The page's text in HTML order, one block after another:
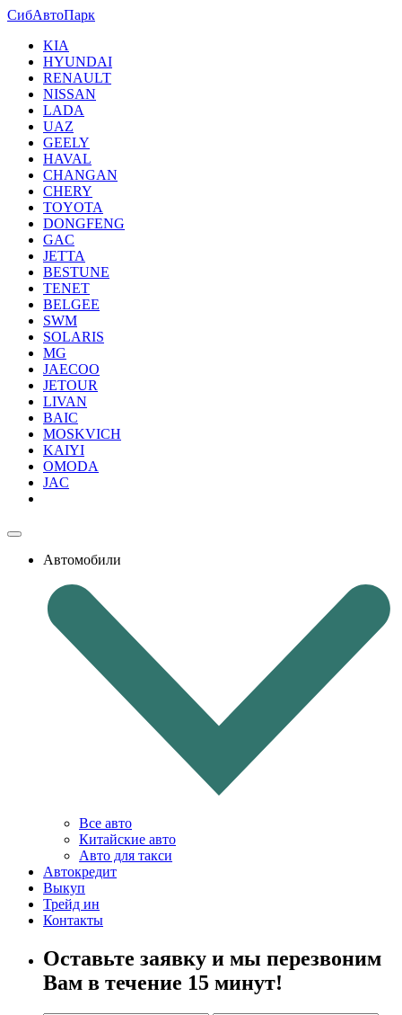
СибАвтоПарк
KIA
HYUNDAI
RENAULT
NISSAN
LADA
UAZ
GEELY
HAVAL
CHANGAN
CHERY
TOYOTA
DONGFENG
GAC
JETTA
BESTUNE
TENET
BELGEE
SWM
SOLARIS
MG
JAECOO
JETOUR
LIVAN
BAIC
MOSKVICH
KAIYI
OMODA
JAC
Автомобили
Все авто
Китайские авто
Авто для такси
Автокредит
Выкуп
Трейд ин
Контакты
Оставьте заявку и мы перезвоним
Вам в течение 15 минут!